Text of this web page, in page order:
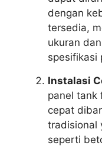
dengan
tersedia,
ukuran
spesifikasi
Instalasi
panel tank
cepat
tradisional
seperti